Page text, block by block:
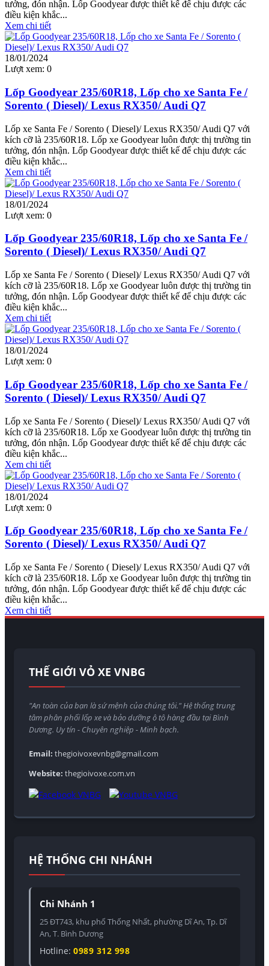
tưởng, đón nhận. Lốp Goodyear được thiết kế để chịu được các
điều kiện khắc...
Xem chi tiết
18/01/2024
Lượt xem: 0
Lốp Goodyear 235/60R18, Lốp cho xe Santa Fe /
Sorento ( Diesel)/ Lexus RX350/ Audi Q7
Lốp xe Santa Fe / Sorento ( Diesel)/ Lexus RX350/ Audi Q7 với
kích cỡ là 235/60R18. Lốp xe Goodyear luôn được thị trường tin
tưởng, đón nhận. Lốp Goodyear được thiết kế để chịu được các
điều kiện khắc...
Xem chi tiết
18/01/2024
Lượt xem: 0
Lốp Goodyear 235/60R18, Lốp cho xe Santa Fe /
Sorento ( Diesel)/ Lexus RX350/ Audi Q7
Lốp xe Santa Fe / Sorento ( Diesel)/ Lexus RX350/ Audi Q7 với
kích cỡ là 235/60R18. Lốp xe Goodyear luôn được thị trường tin
tưởng, đón nhận. Lốp Goodyear được thiết kế để chịu được các
điều kiện khắc...
Xem chi tiết
18/01/2024
Lượt xem: 0
Lốp Goodyear 235/60R18, Lốp cho xe Santa Fe /
Sorento ( Diesel)/ Lexus RX350/ Audi Q7
Lốp xe Santa Fe / Sorento ( Diesel)/ Lexus RX350/ Audi Q7 với
kích cỡ là 235/60R18. Lốp xe Goodyear luôn được thị trường tin
tưởng, đón nhận. Lốp Goodyear được thiết kế để chịu được các
điều kiện khắc...
Xem chi tiết
18/01/2024
Lượt xem: 0
Lốp Goodyear 235/60R18, Lốp cho xe Santa Fe /
Sorento ( Diesel)/ Lexus RX350/ Audi Q7
Lốp xe Santa Fe / Sorento ( Diesel)/ Lexus RX350/ Audi Q7 với
kích cỡ là 235/60R18. Lốp xe Goodyear luôn được thị trường tin
tưởng, đón nhận. Lốp Goodyear được thiết kế để chịu được các
điều kiện khắc...
Xem chi tiết
THẾ GIỚI VỎ XE VNBG
"An toàn của bạn là sứ mệnh của chúng tôi." Hệ thống trung
tâm phân phối lốp xe và bảo dưỡng ô tô hàng đầu tại Bình
Dương. Uy tín - Chuyên nghiệp - Minh bạch.
Email: thegioivoxevnbg@gmail.com
Website: thegioivoxe.com.vn
HỆ THỐNG CHI NHÁNH
Chi Nhánh 1
25 ĐT743, khu phố Thống Nhất, phường Dĩ An, Tp. Dĩ
An, T. Bình Dương
Hotline: 0989 312 998